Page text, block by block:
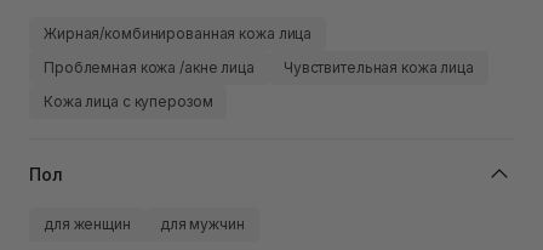
Жирная/комбинированная кожа лица
Проблемная кожа /акне лица
Чувствительная кожа лица
Кожа лица с куперозом
Пол
для женщин для мужчин